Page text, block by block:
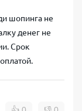
шопинга не
денег не
Срок